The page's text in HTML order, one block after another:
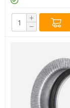
+
−